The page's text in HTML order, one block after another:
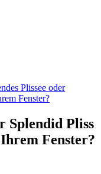
Plissee oder
Fenster?
Splendid Pliss
Fenster?